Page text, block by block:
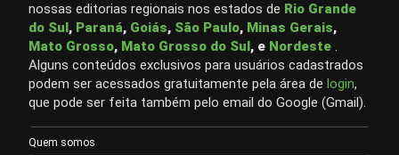
nossas editorias regionais nos estados de Rio Grande
do Sul, Paraná, Goiás, São Paulo, Minas Gerais,
Mato Grosso, Mato Grosso do Sul, e Nordeste
Alguns conteúdos exclusivos para usuários cadastrados
podem ser acessados gratuitamente pela área de login,
que pode ser feita também pelo email do Google (Gmail).
Quem somos